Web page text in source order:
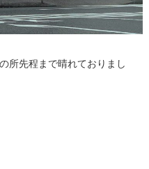
所先程まで晴れておりまし